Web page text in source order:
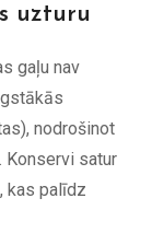
uzturu
gaļu nav
nodrošinot
Konservi satur
kas palīdz